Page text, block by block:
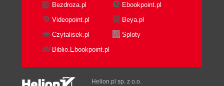
Bezdroza.pl
Ebookpoint.pl
Videopoint.pl
Beya.pl
Czytalisek.pl
Sploty
Biblio.Ebookpoint.pl
Helion.pl sp. z o.o.